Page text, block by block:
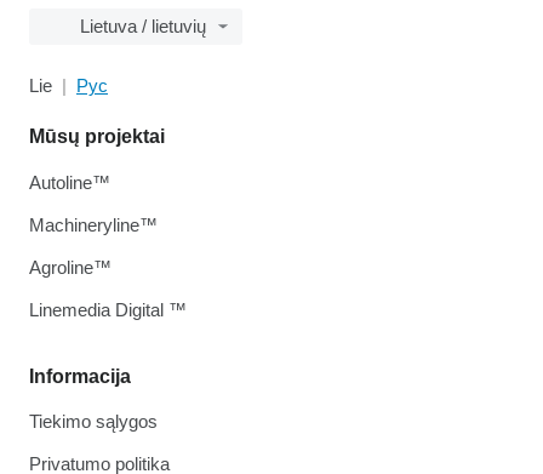
Lietuva / lietuvių
Lie Рус
Informacija
Tiekimo sąlygos
Privatumo politika
Mūsų projektai
Autoline™
Machineryline™
Agroline™
Linemedia Digital ™